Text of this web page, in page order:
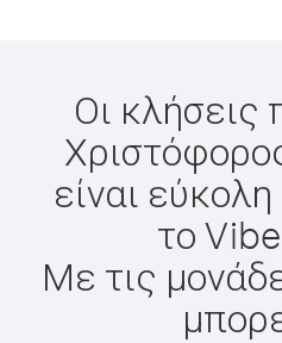
Οι κλήσεις
είναι
το
Με τις